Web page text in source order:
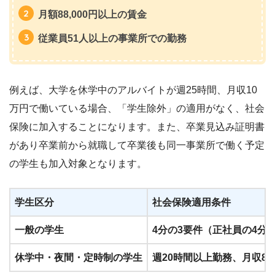
月額88,000円以上の賃金
従業員51人以上の事業所での勤務
例えば、大学を休学中のアルバイトが週25時間、月収10
万円で働いている場合、「学生除外」の適用がなく、社会
保険に加入することになります。また、卒業見込み証明書
があり卒業前から就職して卒業後も同一事業所で働く予定
の学生も加入対象となります。
学生区分 社会保険適用条件
一般の学生 4分の3要件（正社員の4分
休学中・夜間・定時制の学生 週20時間以上勤務、月収